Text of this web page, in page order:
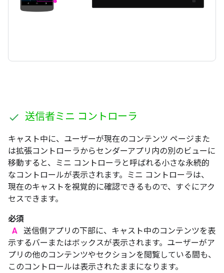
送信者ミニ コントローラ
キャスト中に、ユーザーが現在のコンテンツ ページまた
は拡張コントローラからセンダーアプリ内の別のビューに
移動すると、ミニ コントローラと呼ばれる小さな永続的
なコントロールが表示されます。ミニ コントローラは、
現在のキャストを視覚的に確認できるもので、すぐにアク
セスできます。
必須
A
送信側アプリの下部に、キャスト中のコンテンツを表
示するバーまたはボックスが表示されます。ユーザーがア
プリの他のコンテンツやセクションを閲覧している間も、
このコントロールは表示されたままになります。